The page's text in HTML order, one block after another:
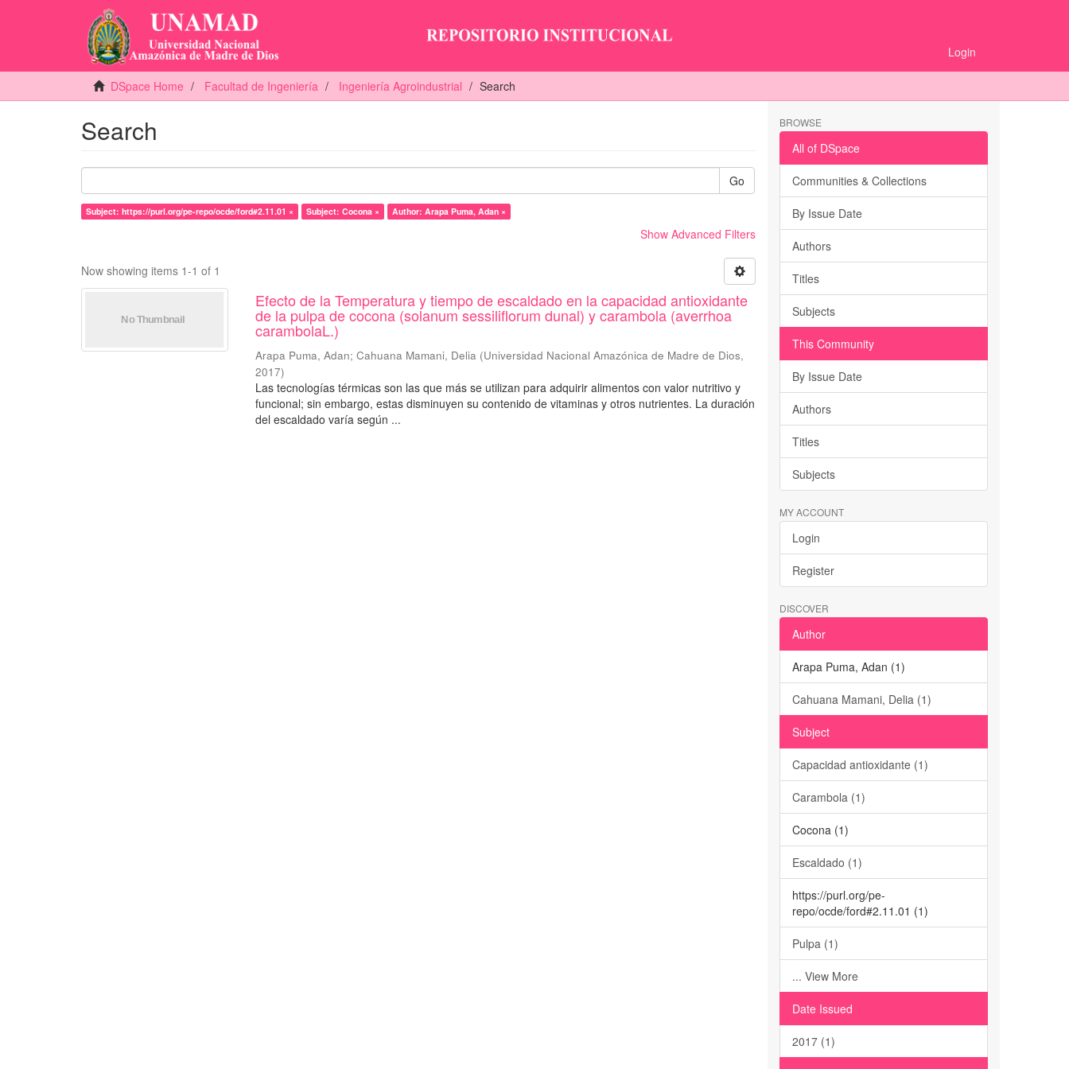
Login
DSpace Home Facultad de Ingeniería Ingeniería Agroindustrial Search
Search
Go
Subject: https://purl.org/pe-repo/ocde/ford#2.11.01 × Subject: Cocona × Author: Arapa Puma, Adan ×
Show Advanced Filters
Now showing items 1-1 of 1
Efecto de la Temperatura y tiempo de escaldado en la capacidad antioxidante
de la pulpa de cocona (solanum sessiliflorum dunal) y carambola (averrhoa
carambolaL.)
Arapa Puma, Adan;Cahuana Mamani, Delia (Universidad Nacional Amazónica de Madre de Dios,
2017)
Las tecnologías térmicas son las que más se utilizan para adquirir alimentos con valor nutritivo y
funcional; sin embargo, estas disminuyen su contenido de vitaminas y otros nutrientes. La duración
del escaldado varía según ...
BROWSE
All of DSpace
Communities & Collections
By Issue Date
Authors
Titles
Subjects
This Community
By Issue Date
Authors
Titles
Subjects
MY ACCOUNT
Login
Register
DISCOVER
Author
Arapa Puma, Adan (1)
Cahuana Mamani, Delia (1)
Subject
Capacidad antioxidante (1)
Carambola (1)
Cocona (1)
Escaldado (1)
https://purl.org/pe-
repo/ocde/ford#2.11.01 (1)
Pulpa (1)
... View More
Date Issued
2017 (1)